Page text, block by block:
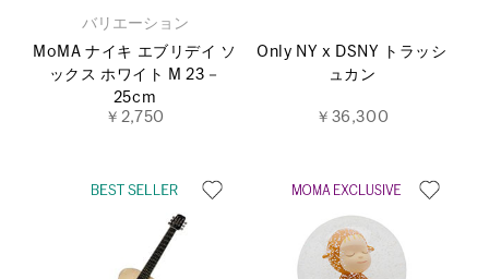
バリエーション
MoMA ナイキ エブリデイ ソ
ックス ホワイト M 23－
25cm
￥2,750
Only NY x DSNY トラッシ
ュカン
￥36,300